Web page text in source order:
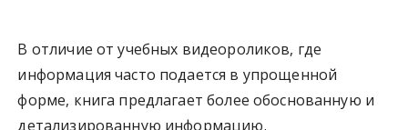
В отличие от учебных видеороликов, где
информация часто подается в упрощенной
форме, книга предлагает более обоснованную и
детализированную информацию.